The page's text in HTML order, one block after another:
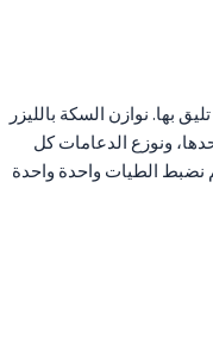
بها. نوازن السكة بالليزر
ونوزع الدعامات كل
نضبط الطيات واحدة واحدة